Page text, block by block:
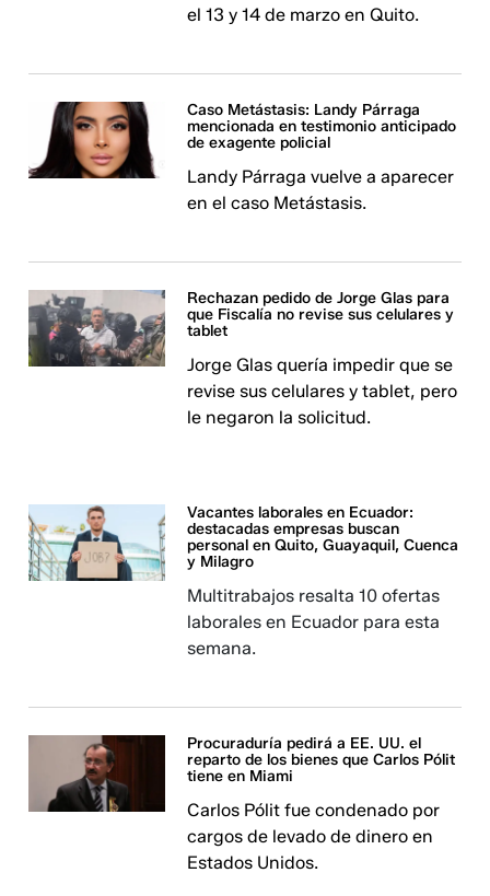
el 13 y 14 de marzo en Quito.
Caso Metástasis: Landy Párraga
mencionada en testimonio anticipado
de exagente policial
Landy Párraga vuelve a aparecer
en el caso Metástasis.
Rechazan pedido de Jorge Glas para
que Fiscalía no revise sus celulares y
tablet
Jorge Glas quería impedir que se
revise sus celulares y tablet, pero
le negaron la solicitud.
Vacantes laborales en Ecuador:
destacadas empresas buscan
personal en Quito, Guayaquil, Cuenca
y Milagro
Multitrabajos resalta 10 ofertas
laborales en Ecuador para esta
semana.
Procuraduría pedirá a EE. UU. el
reparto de los bienes que Carlos Pólit
tiene en Miami
Carlos Pólit fue condenado por
cargos de levado de dinero en
Estados Unidos.